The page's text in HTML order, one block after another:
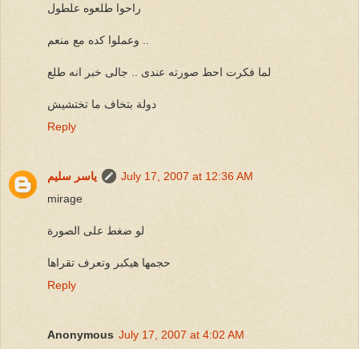
راحوا طلعوه علطول
لما فكرت احط صورته عندى .. جالى خبر انه طلع
دولة بتخاف ما تختشيش
Reply
ياسر سليم
July 17, 2007 at 12:36 AM
mirage
لو ضغط على الصورة
حجمها هيكبر وتعرف تقراها
Reply
Anonymous July 17, 2007 at 4:02 AM